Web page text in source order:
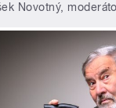
Novotný,